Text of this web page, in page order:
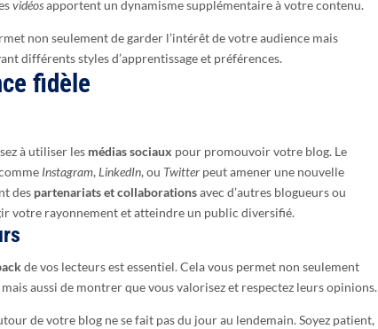
vidéosapportent un dynamisme supplémentaire à votre contenu.
non seulement de garder l’intérêt de votre audience mais
différents styles d’apprentissage et préférences.
fidèle
à utiliser les médias sociaux pour promouvoir votre blog. Le
Instagram,LinkedIn, ou Twitter peut amener une nouvelle
des partenariats et collaborationsavec d’autres blogueurs ou
votre rayonnement et atteindre un public diversifié.
de vos lecteurs est essentiel. Cela vous permet non seulement
aussi de montrer que vous valorisez et respectez leurs opinions.
de votre blog ne se fait pas du jour au lendemain. Soyez patient,